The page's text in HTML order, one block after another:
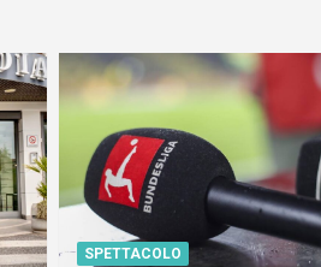
SPETTACOLO